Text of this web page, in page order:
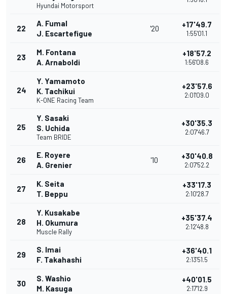
Hyundai Motorsport
22
A. Fumal
J. Escartefigue
'20 +17'49.7
1:55'01.1
23
M. Fontana
A. Arnaboldi
+18'57.2
1:56'08.6
24
Y. Yamamoto
K. Tachikui
K-ONE Racing Team
+23'57.6
2:01'09.0
25
Y. Sasaki
S. Uchida
Team BRIDE
+30'35.3
2:07'46.7
26
E. Royere
A. Grenier
'10 +30'40.8
2:07'52.2
27
K. Seita
T. Beppu
+33'17.3
2:10'28.7
28
Y. Kusakabe
H. Okumura
Muscle Rally
+35'37.4
2:12'48.8
29
S. Imai
F. Takahashi
+36'40.1
2:13'51.5
30
S. Washio
M. Kasuga
+40'01.5
2:17'12.9